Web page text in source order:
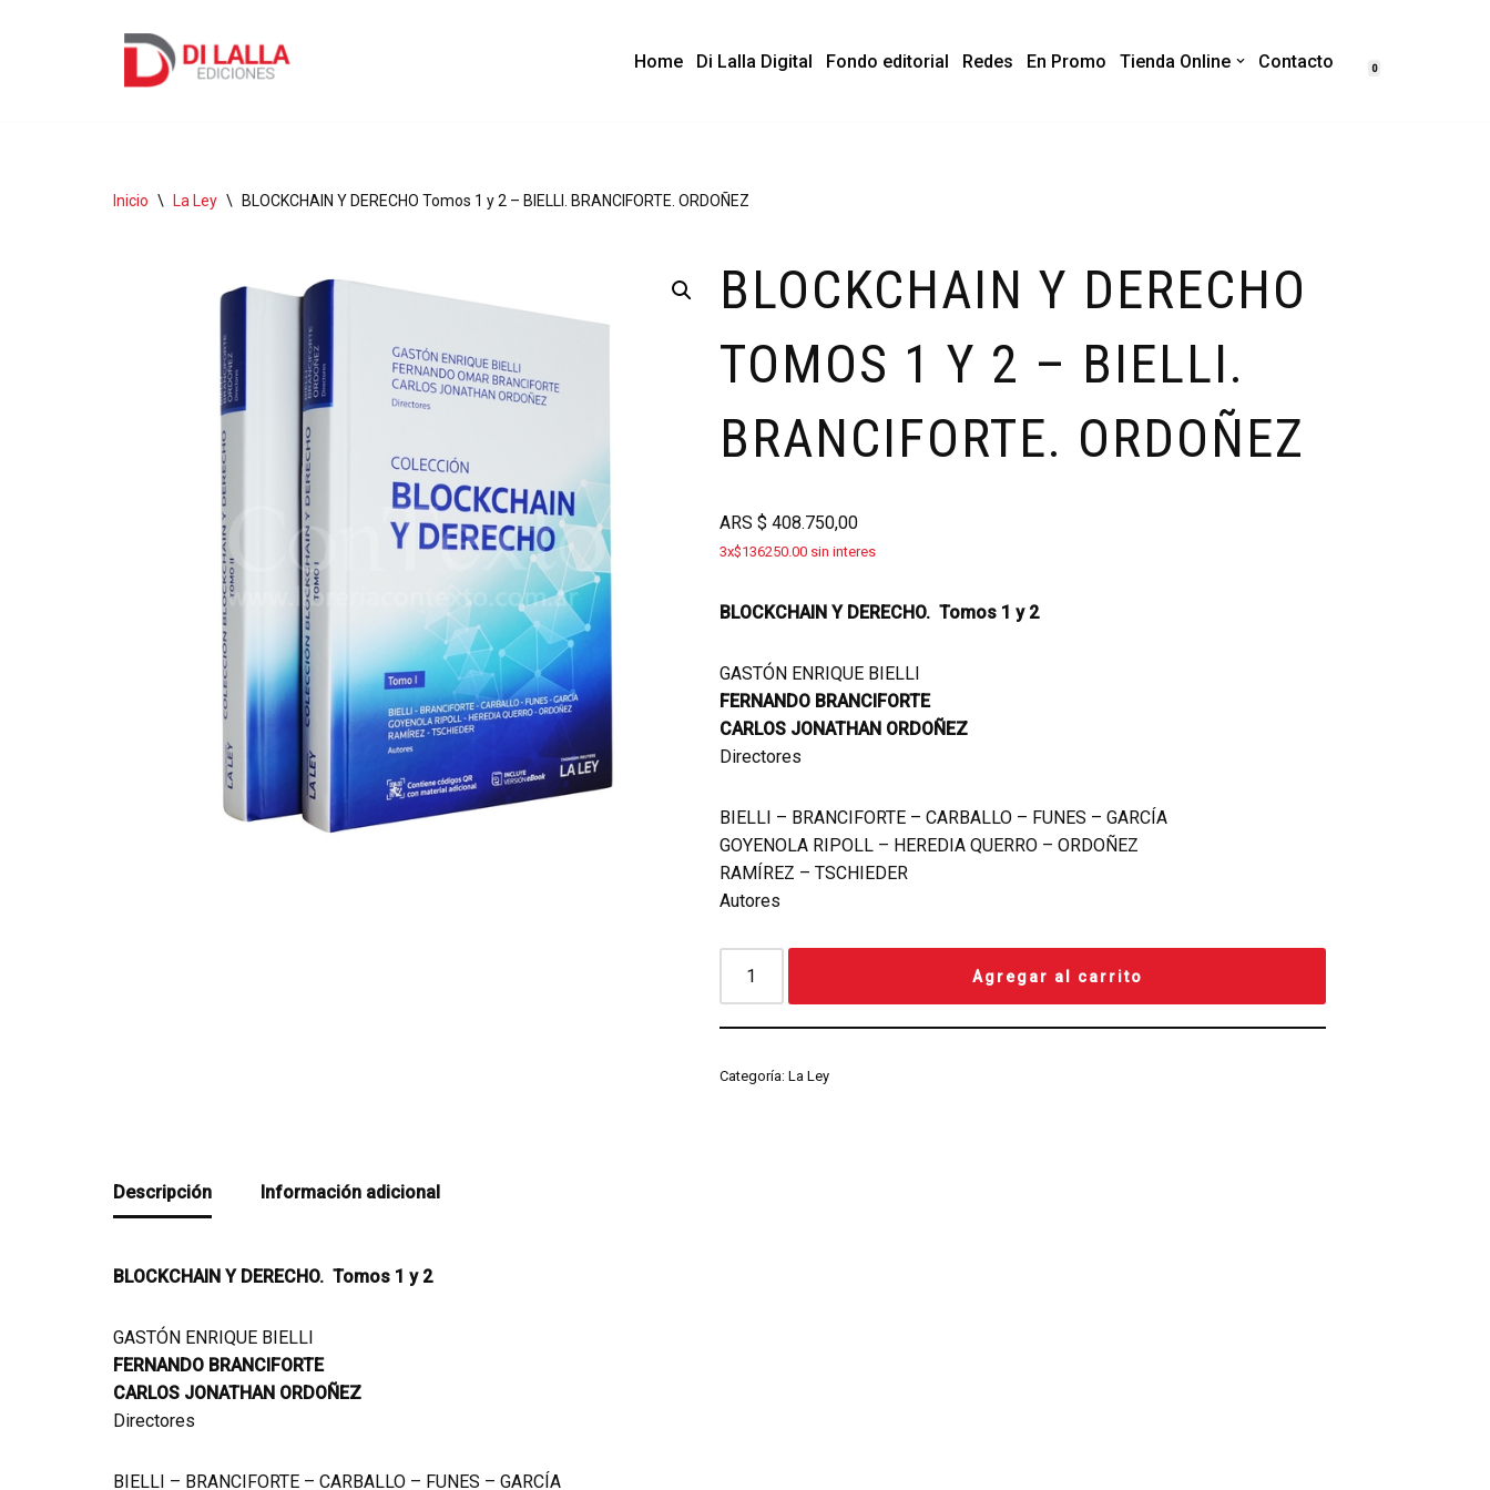
Home Di Lalla Digital Fondo editorial Redes En Promo Tienda Online Contacto 0
Inicio \ La Ley \ BLOCKCHAIN Y DERECHO Tomos 1 y 2 – BIELLI. BRANCIFORTE. ORDOÑEZ
BLOCKCHAIN Y DERECHO
TOMOS 1 Y 2 – BIELLI.
BRANCIFORTE. ORDOÑEZ
ARS$ 408.750,00
3x$136250.00 sin interes
BLOCKCHAIN Y DERECHO. Tomos 1 y 2
GASTÓN ENRIQUE BIELLI
FERNANDO BRANCIFORTE
CARLOS JONATHAN ORDOÑEZ
Directores
BIELLI – BRANCIFORTE – CARBALLO – FUNES – GARCÍA
GOYENOLA RIPOLL – HEREDIA QUERRO – ORDOÑEZ
RAMÍREZ – TSCHIEDER
Autores
Agregar al carrito
Categoría:La Ley
Descripción Información adicional
BLOCKCHAIN Y DERECHO. Tomos 1 y 2
GASTÓN ENRIQUE BIELLI
FERNANDO BRANCIFORTE
CARLOS JONATHAN ORDOÑEZ
Directores
BIELLI – BRANCIFORTE – CARBALLO – FUNES – GARCÍA